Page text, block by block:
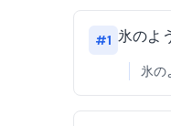
#1 氷のよ
氷の